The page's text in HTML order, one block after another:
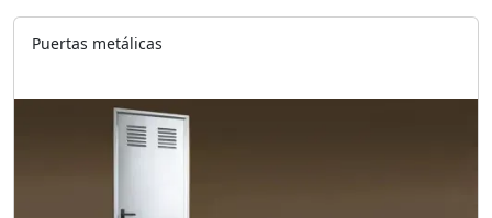
Puertas metálicas